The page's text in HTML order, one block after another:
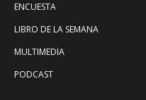
ENCUESTA
LIBRO DE LA SEMANA
MULTIMEDIA
PODCAST